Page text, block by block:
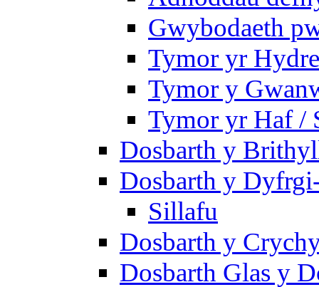
Gwybodaeth
Tymor yr
Tymor y
Tymor yr Haf /
Dosbarth y
Dosbarth y
Sillafu
Dosbarth y
Dosbarth Glas y